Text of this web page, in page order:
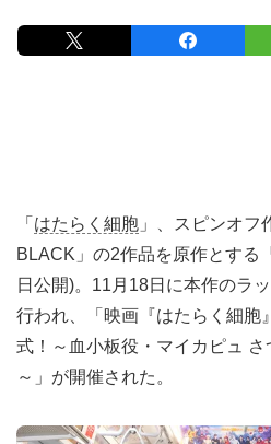
「 はたらく細胞 」、スピンオフ
BLACK」の2作品を原作とする
日公開)。11月18日に本作のラ
行われ、「映画『はたらく細胞
式！～血小板役・マイカピュ
～」が開催された。